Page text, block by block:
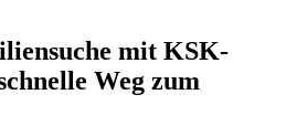
mit KSK-
Weg zum